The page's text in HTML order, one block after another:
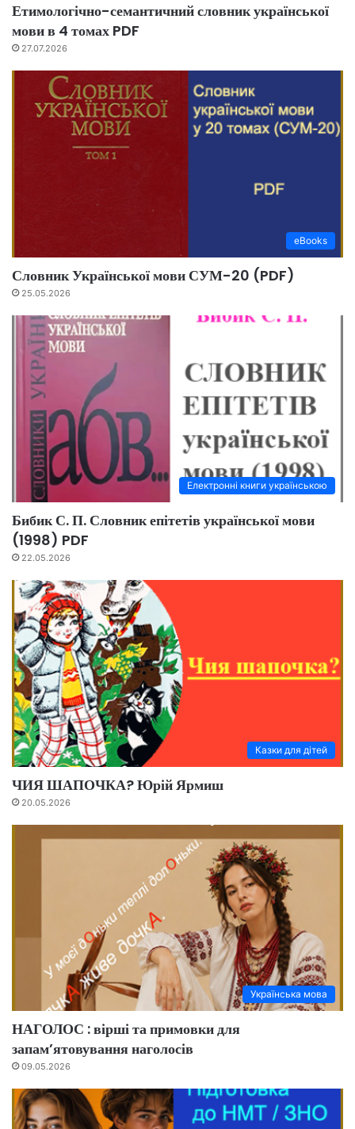
Етимологічно-семантичний словник української
мови в 4 томах PDF
27.07.2026
eBooks
Словник Української мови СУМ-20 (PDF)
25.05.2026
Електронні книги українською
Бибик С. П. Словник епітетів української мови
(1998) PDF
22.05.2026
Казки для дітей
ЧИЯ ШАПОЧКА? Юрій Ярмиш
20.05.2026
Українська мова
НАГОЛОС : вірші та примовки для
запам’ятовування наголосів
09.05.2026